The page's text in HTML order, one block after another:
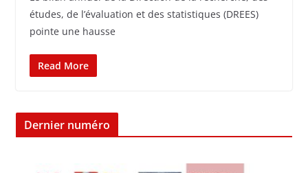
études, de l’évaluation et des statistiques (DREES)
pointe une hausse
Read More
Dernier numéro